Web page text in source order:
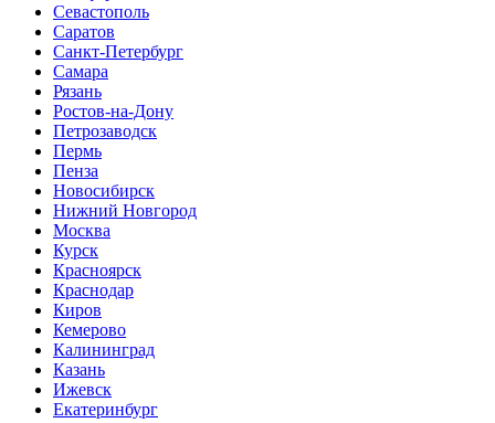
Севастополь
Саратов
Санкт-Петербург
Самара
Рязань
Ростов-на-Дону
Петрозаводск
Пермь
Пенза
Новосибирск
Нижний Новгород
Москва
Курск
Красноярск
Краснодар
Киров
Кемерово
Калининград
Казань
Ижевск
Екатеринбург